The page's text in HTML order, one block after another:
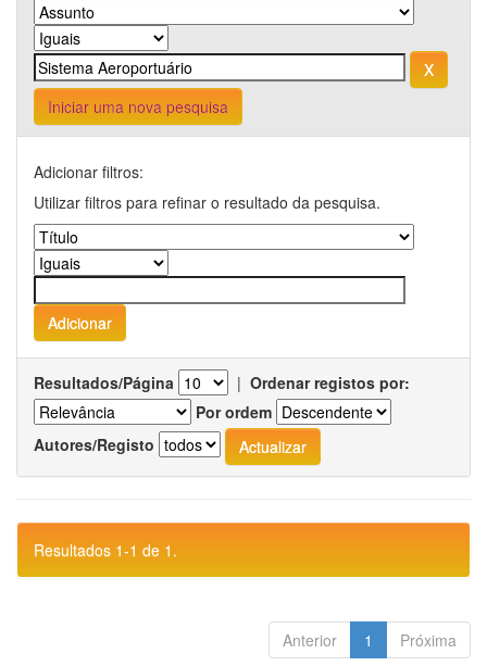
Iniciar uma nova pesquisa
Adicionar filtros:
Utilizar filtros para refinar o resultado da pesquisa.
Resultados/Página | Ordenar registos por:
Por ordem
Autores/Registo
Resultados 1-1 de 1.
Anterior 1 Próxima